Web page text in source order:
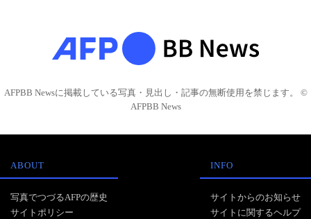
AFPBB Newsに掲載している写真・見出し・記事の無断使用を禁じます。 ©
AFPBB News
ABOUT
写真でつづるAFPの歴史
サイトポリシー
INFO
サイトからのお知らせ
サイトに関するヘルプ